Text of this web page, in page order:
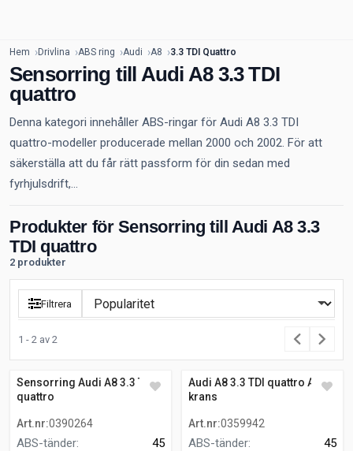
Hem Drivlina ABS ring Audi A8 3.3 TDI Quattro
Sensorring till Audi A8 3.3 TDI
quattro
Denna kategori innehåller ABS-ringar för Audi A8 3.3 TDI
quattro-modeller producerade mellan 2000 och 2002. För att
säkerställa att du får rätt passform för din sedan med
fyrhjulsdrift,...
Produkter för Sensorring till Audi A8 3.3
TDI quattro
2 produkter
Filtrera
1 - 2 av 2
Sensorring Audi A8 3.3 TDI
quattro
Art.nr:0390264
ABS-tänder:
45
Audi A8 3.3 TDI quattro ABS-
krans
Art.nr:0359942
ABS-tänder:
45